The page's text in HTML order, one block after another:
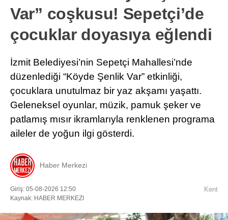
Var” coşkusu! Sepetçi’de
çocuklar doyasıya eğlendi
İzmit Belediyesi’nin Sepetçi Mahallesi’nde
düzenlediği “Köyde Şenlik Var” etkinliği,
çocuklara unutulmaz bir yaz akşamı yaşattı.
Geleneksel oyunlar, müzik, pamuk şeker ve
patlamış mısır ikramlarıyla renklenen programa
aileler de yoğun ilgi gösterdi.
Haber Merkezi
Giriş: 05-08-2026 12:50
Kaynak: HABER MERKEZI
Kent